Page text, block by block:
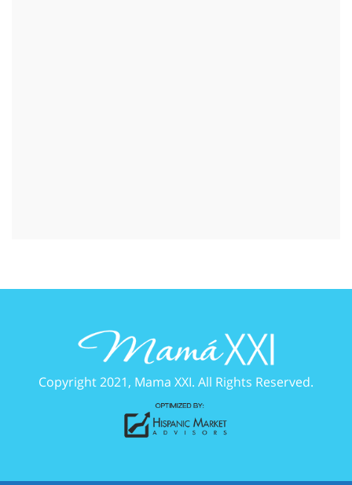
Copyright 2021, Mama XXI. All Rights Reserved.